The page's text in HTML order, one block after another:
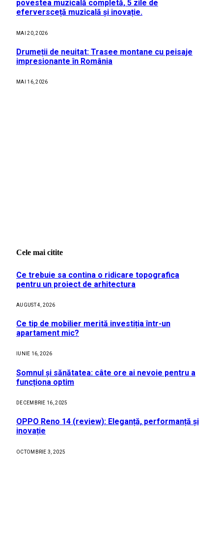
povestea muzicală completă, 5 zile de
eferversceță muzicală și inovație.
MAI 20, 2026
Drumeții de neuitat: Trasee montane cu peisaje
impresionante în România
MAI 16, 2026
Cele mai citite
Ce trebuie sa contina o ridicare topografica
pentru un proiect de arhitectura
AUGUST 4, 2026
Ce tip de mobilier merită investiția într-un
apartament mic?
IUNIE 16, 2026
Somnul și sănătatea: câte ore ai nevoie pentru a
funcționa optim
DECEMBRIE 16, 2025
OPPO Reno 14 (review): Eleganță, performanță și
inovație
OCTOMBRIE 3, 2025